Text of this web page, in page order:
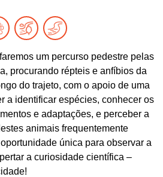
um percurso pedestre pelas
procurando répteis e anfíbios da
do trajeto, com o apoio de uma
a identificar espécies, conhecer os
e adaptações, e perceber a
animais frequentemente
única para observar a
a curiosidade científica –